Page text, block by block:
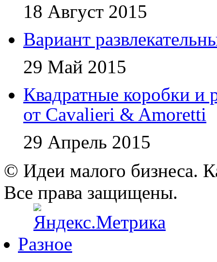
18 Август 2015
Вариант
29 Май 2015
Квадратные коробки и
от Cavalieri & Amoretti
29 Апрель 2015
© Идеи малого бизнеса.
Все права защищены.
Разное